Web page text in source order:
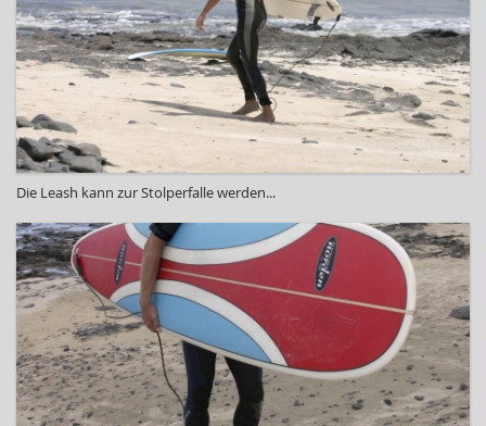
Die Leash kann zur Stolperfalle werden...